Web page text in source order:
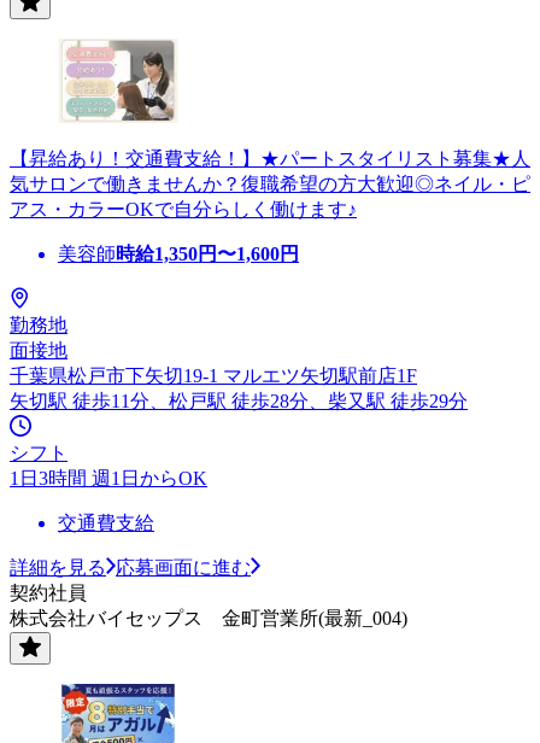
【昇給あり！交通費支給！】★パートスタイリスト募集★人
気サロンで働きませんか？復職希望の方大歓迎◎ネイル・ピ
アス・カラーOKで自分らしく働けます♪
美容師時給1,350円〜1,600円
勤務地
面接地
千葉県松戸市下矢切19-1 マルエツ矢切駅前店1F
矢切駅 徒歩11分、松戸駅 徒歩28分、柴又駅 徒歩29分
シフト
1日3時間 週1日からOK
交通費支給
詳細を見る
応募画面に進む
契約社員
株式会社バイセップス 金町営業所(最新_004)